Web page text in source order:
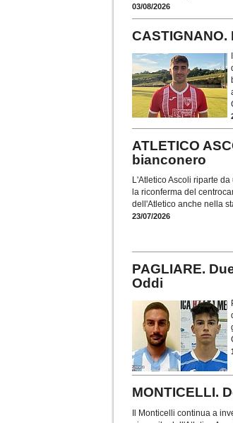
03/08/2026
ATLETICO
bianconero
L'Atletico Ascoli riparte
la riconferma del
dell'Atletico anche nella
23/07/2026
PAGLIARE.
Oddi
MONTICELLI.
Il Monticelli continua a